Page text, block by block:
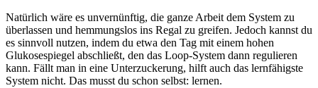
Natürlich wäre es unvernünftig, die ganze Arbeit dem System zu
überlassen und hemmungslos ins Regal zu greifen. Jedoch kannst du
es sinnvoll nutzen, indem du etwa den Tag mit einem hohen
Glukosespiegel abschließt, den das Loop-System dann regulieren
kann. Fällt man in eine Unterzuckerung, hilft auch das lernfähigste
System nicht. Das musst du schon selbst: lernen.